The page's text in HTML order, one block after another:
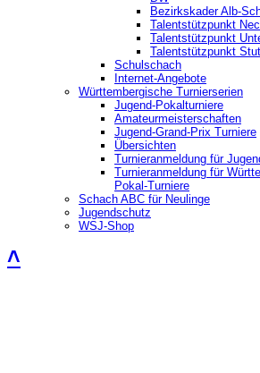
Bezirkskader Alb-
Talentstützpunkt
Talentstützpunkt
Talentstützpunkt
Schulschach
Internet-Angebote
Württembergische Turnierserien
Jugend-Pokalturniere
Amateurmeisterschaften
Jugend-Grand-Prix Turniere
Übersichten
Turnieranmeldung für
Turnieranmeldung für
Pokal-Turniere
Schach ABC für Neulinge
Jugendschutz
WSJ-Shop
˄